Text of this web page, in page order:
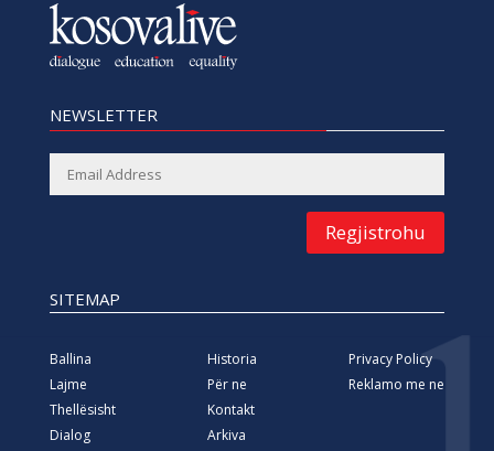
NEWSLETTER
Regjistrohu
SITEMAP
Ballina
Lajme
Thellësisht
Dialog
Historia
Për ne
Kontakt
Arkiva
Privacy Policy
Reklamo me ne